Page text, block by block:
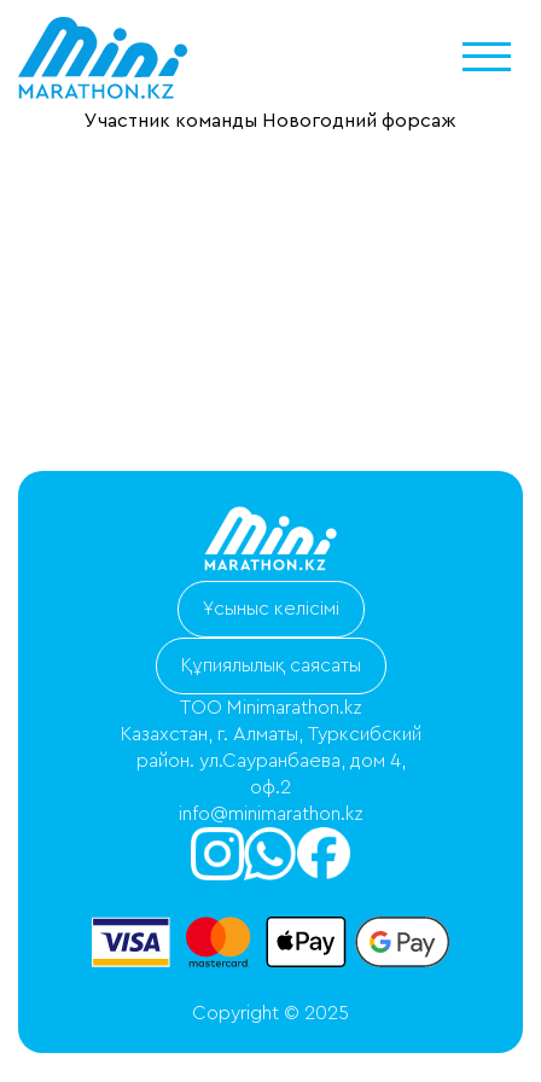
Участник команды Новогодний форсаж
Ұсыныс келісімі
Құпиялылық саясаты
ТОО Minimarathon.kz
Казахстан, г. Алматы, Турксибский
район. ул.Сауранбаева, дом 4,
оф.2
info@minimarathon.kz
Copyright © 2025